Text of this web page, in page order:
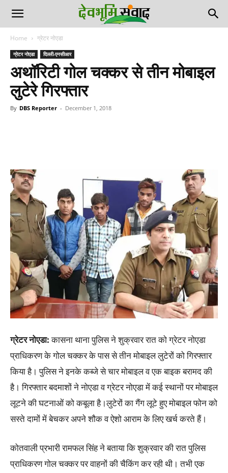
Home ग्रेटर नोएडा
ग्रेटर नोएडा दिल्ली-एनसीआर
अथॉरिटी गोल चक्कर से तीन मोबाइल
लुटेरे गिरफ्तार
By DBS Reporter - December 1, 2018
ग्रेटर नोएडा:कासना थाना पुलिस ने शुक्रवार रात को ग्रेटर नोएडा
प्राधिकरण के गोल चक्कर के पास से तीन मोबाइल लुटेरों को गिरफ्तार
किया है। पुलिस ने इनके कब्जे से चार मोबाइल व एक बाइक बरामद की
है। गिरफ्तार बदमाशों ने नोएडा व ग्रेटर नोएडा में कई स्थानों पर मोबाइल
लूटने की घटनाओं को कबूला है।लुटेरों का गैंग लूटे हुए मोबाइल फोन को
सस्ते दामों में बेचकर अपने शौक व ऐशो आराम के लिए खर्च करते हैं।
कोतवाली प्रभारी रामफल सिंह ने बताया कि शुक्रवार की रात पुलिस
प्राधिकरण गोल चक्कर पर वाहनों की चैकिंग कर रही थी। तभी एक